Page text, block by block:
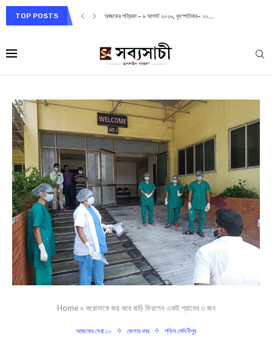
TOP POSTS আজকের পত্রিকা – ৬ আগস্ট ২০২৬, বৃহস্পতিবার– ২০...
Home» করোনাকে জয় করে বাড়ি ফিরলেন একই গ্রামের ৩ জন
আজকের সেরা ১০ জেলার খবর পশ্চিম মেদিনীপুর